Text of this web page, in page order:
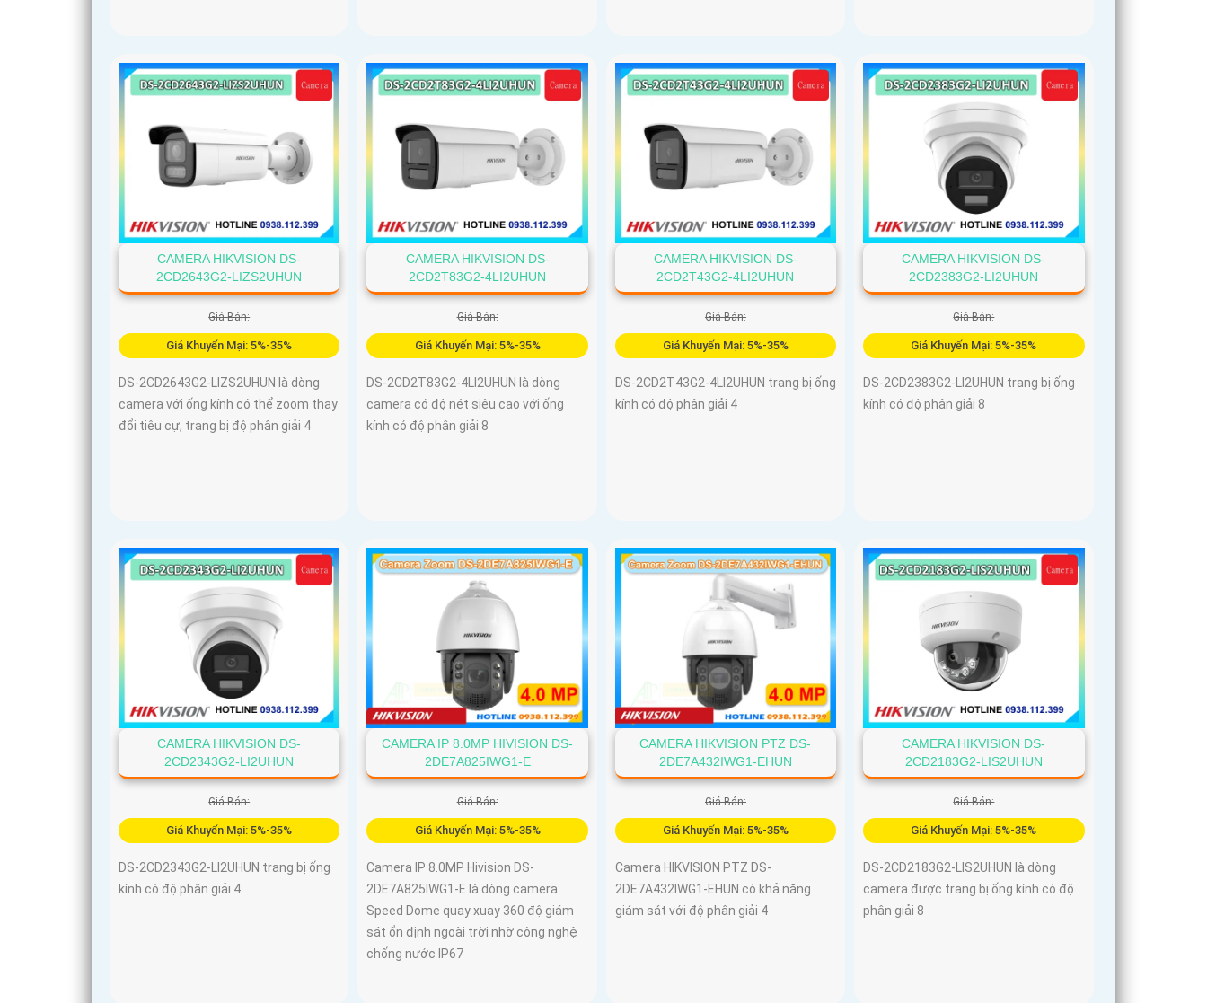
CAMERA HIKVISION DS-
2CD2643G2-LIZS2UHUN
Giá Bán:
Giá Khuyến Mại: 5%-35%
DS-2CD2643G2-LIZS2UHUN là dòng
camera với ống kính có thể zoom thay
đổi tiêu cự, trang bị độ phân giải 4
CAMERA HIKVISION DS-
2CD2T83G2-4LI2UHUN
Giá Bán:
Giá Khuyến Mại: 5%-35%
DS-2CD2T83G2-4LI2UHUN là dòng
camera có độ nét siêu cao với ống
kính có độ phân giải 8
CAMERA HIKVISION DS-
2CD2T43G2-4LI2UHUN
Giá Bán:
Giá Khuyến Mại: 5%-35%
DS-2CD2T43G2-4LI2UHUN trang bị ống
kính có độ phân giải 4
CAMERA HIKVISION DS-
2CD2383G2-LI2UHUN
Giá Bán:
Giá Khuyến Mại: 5%-35%
DS-2CD2383G2-LI2UHUN trang bị ống
kính có độ phân giải 8
CAMERA HIKVISION DS-
2CD2343G2-LI2UHUN
Giá Bán:
Giá Khuyến Mại: 5%-35%
DS-2CD2343G2-LI2UHUN trang bị ống
kính có độ phân giải 4
CAMERA IP 8.0MP HIVISION DS-
2DE7A825IWG1-E
Giá Bán:
Giá Khuyến Mại: 5%-35%
Camera IP 8.0MP Hivision DS-
2DE7A825IWG1-E là dòng camera
Speed Dome quay xuay 360 độ giám
sát ổn định ngoài trời nhờ công nghệ
chống nước IP67
CAMERA HIKVISION PTZ DS-
2DE7A432IWG1-EHUN
Giá Bán:
Giá Khuyến Mại: 5%-35%
Camera HIKVISION PTZ DS-
2DE7A432IWG1-EHUN có khả năng
giám sát với độ phân giải 4
CAMERA HIKVISION DS-
2CD2183G2-LIS2UHUN
Giá Bán:
Giá Khuyến Mại: 5%-35%
DS-2CD2183G2-LIS2UHUN là dòng
camera được trang bị ống kính có độ
phân giải 8